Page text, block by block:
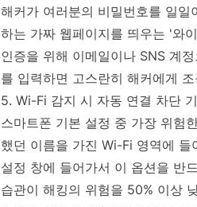
해커가 여러분의 비밀번호를 일
하는 가짜 웹페이지를 띄우는 '와
인증을 위해 이메일이나 SNS 계
를 입력하면 고스란히 해커에게
5. Wi-Fi 감지 시 자동 연결 차단
스마트폰 기본 설정 중 가장 위험
했던 이름을 가진 Wi-Fi 영역에
설정 창에 들어가서 이 옵션을 반
습관이 해킹의 위험을 50% 이상